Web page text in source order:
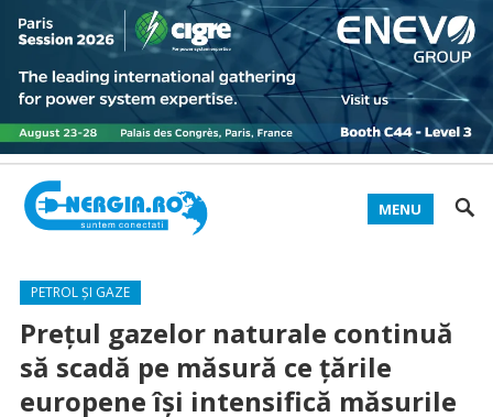
MENU
PETROL ȘI GAZE
Preţul gazelor naturale continuă
să scadă pe măsură ce ţările
europene îşi intensifică măsurile